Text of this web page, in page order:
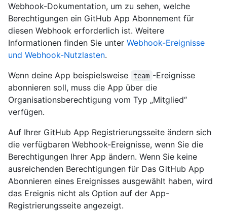
Webhook-Dokumentation, um zu sehen, welche
Berechtigungen ein GitHub App Abonnement für
diesen Webhook erforderlich ist. Weitere
Informationen finden Sie unter Webhook-Ereignisse
und Webhook-Nutzlasten.
Wenn deine App beispielsweise
team -Ereignisse
abonnieren soll, muss die App über die
Organisationsberechtigung vom Typ „Mitglied“
verfügen.
Auf Ihrer GitHub App Registrierungsseite ändern sich
die verfügbaren Webhook-Ereignisse, wenn Sie die
Berechtigungen Ihrer App ändern. Wenn Sie keine
ausreichenden Berechtigungen für Das GitHub App
Abonnieren eines Ereignisses ausgewählt haben, wird
das Ereignis nicht als Option auf der App-
Registrierungsseite angezeigt.